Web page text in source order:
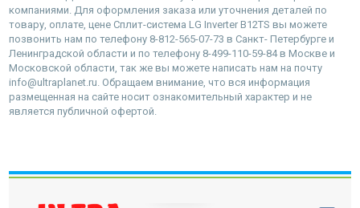
компаниями. Для оформления заказа или уточнения деталей по
товару, оплате, цене Сплит-система LG Inverter B12TS вы можете
позвонить нам по телефону 8-812-565-07-73 в Санкт- Петербурге и
Ленинградской области и по телефону 8-499-110-59-84 в Москве и
Московской области, так же вы можете написать нам на почту
info@ultraplanet.ru. Обращаем внимание, что вся информация
размещенная на сайте носит ознакомительный характер и не
является публичной офертой.
наверх